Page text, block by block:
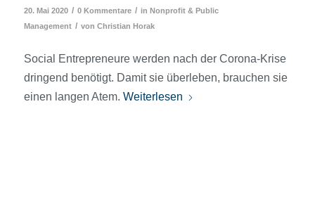
20. Mai 2020 / 0 Kommentare / in Nonprofit & Public
Management / von Christian Horak
Social Entrepreneure werden nach der Corona-Krise
dringend benötigt. Damit sie überleben, brauchen sie
einen langen Atem. Weiterlesen